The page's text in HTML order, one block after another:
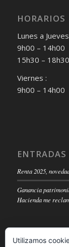
HORARIOS
Lunes a
9h00 – 14h00
15h30 – 18h30
Viernes :
9h00 – 14h00
ENTRADAS
Renta 2025,
Ganancia
Hacienda me
Utilizamos